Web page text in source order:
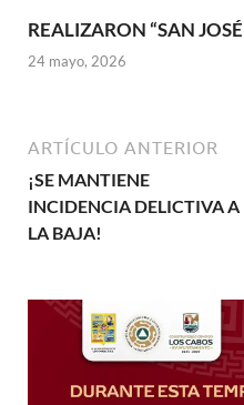
REALIZARON “SAN
24 mayo, 2026
ARTÍCULO ANTERIOR
¡SE MANTIENE
INCIDENCIA DELICTIVA A
LA BAJA!